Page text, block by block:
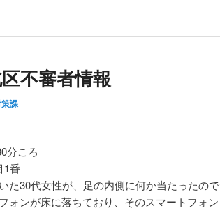
不審者情報
課
分ころ
1番
た30代女性が、足の内側に何か当たったので
ォンが床に落ちており、そのスマートフォン